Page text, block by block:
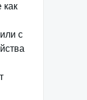
как
с